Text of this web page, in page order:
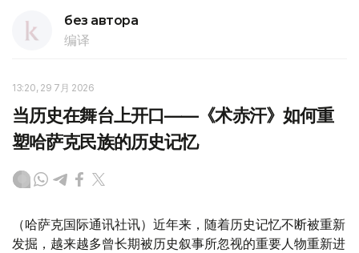
без автора
编译
13:20, 29 7月 2026
当历史在舞台上开口——《术赤汗》如何重
塑哈萨克民族的历史记忆
（哈萨克国际通讯社讯）近年来，随着历史记忆不断被重新
发掘，越来越多曾长期被历史叙事所忽视的重要人物重新进